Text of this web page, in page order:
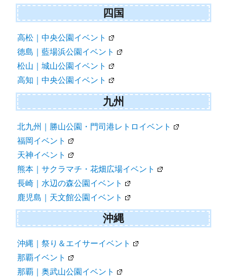
四国
高松｜中央公園イベント
徳島｜藍場浜公園イベント
松山｜城山公園イベント
高知｜中央公園イベント
九州
北九州｜勝山公園・門司港レトロイベント
福岡イベント
天神イベント
熊本｜サクラマチ・花畑広場イベント
長崎｜水辺の森公園イベント
鹿児島｜天文館公園イベント
沖縄
沖縄｜祭り＆エイサーイベント
那覇イベント
那覇｜奥武山公園イベント